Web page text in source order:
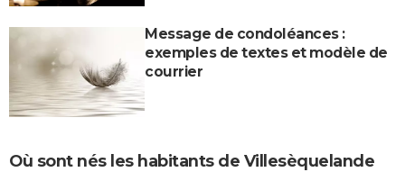
Message de condoléances :
exemples de textes et modèle de
courrier
Où sont nés les habitants de Villesèquelande